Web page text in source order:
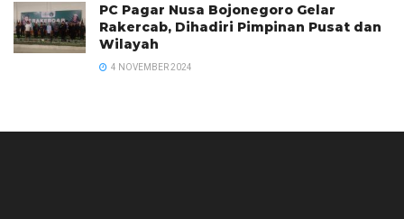
PC Pagar Nusa Bojonegoro Gelar
Rakercab, Dihadiri Pimpinan Pusat dan
Wilayah
4 NOVEMBER 2024